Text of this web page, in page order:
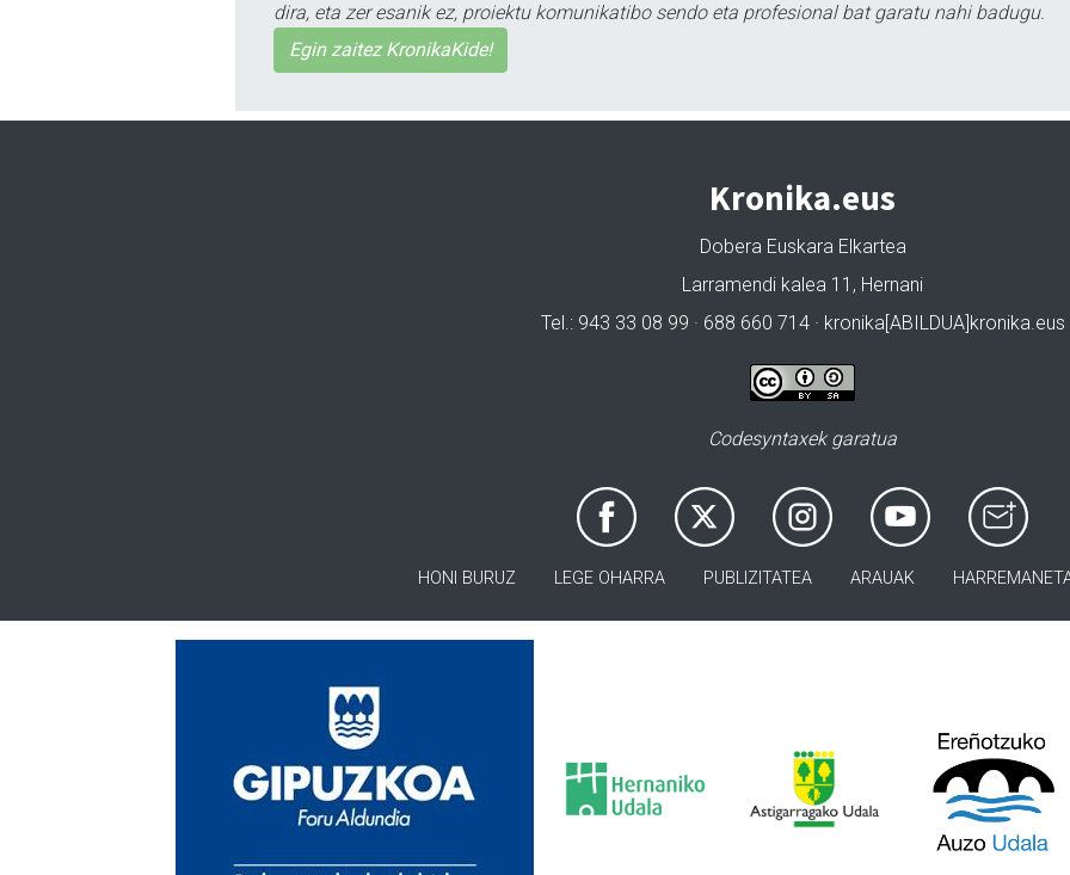
dira, eta zer esanik ez, proiektu komunikatibo sendo eta profesional bat garatu nahi badugu.
Egin zaitez KronikaKide!
Kronika.eus
Dobera Euskara Elkartea
Larramendi kalea 11, Hernani
Tel.: 943 33 08 99 · 688 660 714 · kronika[ABILDUA]kronika.eus
Codesyntaxek garatua
HONI BURUZ LEGE OHARRA PUBLIZITATEA ARAUAK